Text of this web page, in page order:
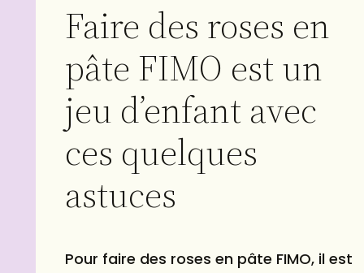
Faire des roses en
pâte FIMO est un
jeu d’enfant avec
ces quelques
astuces
Pour faire des roses en pâte FIMO, il est